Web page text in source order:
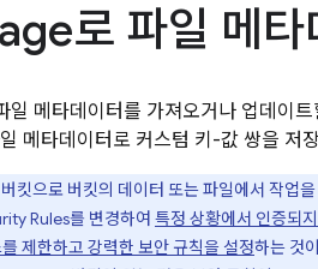
로 파일 메타
일 메타데이터를 가져오거나 업데이
메타데이터로 커스텀 키-값 쌍을 저
킷으로 버킷의 데이터 또는 파일에서 작업
Rules를 변경하여 특정 상황에서 인증되
제한하고 강력한 보안 규칙을 설정하는 것